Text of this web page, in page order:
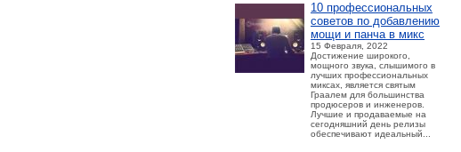
10 профессиональных
советов по добавлению
мощи и панча в микс
15 Февраля, 2022
Достижение широкого,
мощного звука, слышимого в
лучших профессиональных
миксах, является святым
Граалем для большинства
продюсеров и инженеров.
Лучшие и продаваемые на
сегодняшний день релизы
обеспечивают идеальный...